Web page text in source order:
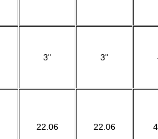
3" 3"
22.06 22.06